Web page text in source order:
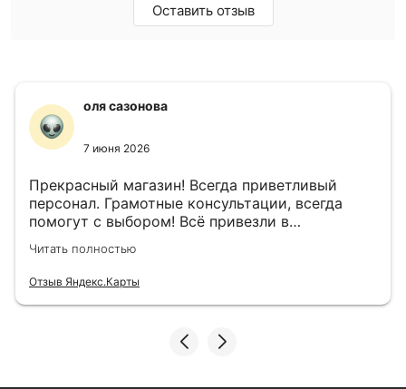
Оставить отзыв
оля сазонова
7 июня 2026
Прекрасный магазин! Всегда приветливый
персонал. Грамотные консультации, всегда
помогут с выбором! Всё привезли в
назначенный день!
Читать полностью
Отзыв Яндекс.Карты